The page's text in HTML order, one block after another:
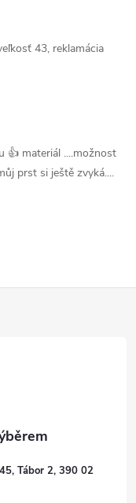
43, reklamácia
👍 materiál ....možnost
prst si ještě zvyká....
Tábor 2, 390 02